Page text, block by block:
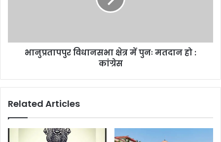
कांग्रेस
भानुप्रतापपुर विधानसभा क्षेत्र में पुनः मतदान हो :
कांग्रेस
Related Articles